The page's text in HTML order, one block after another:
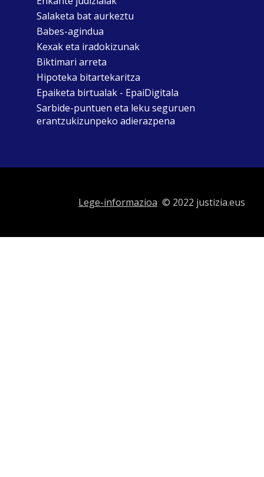
Salaketa bat aurkeztu
Babes-agindua
Kexak eta iradokizunak
Biktimari arreta
Hipoteka bitartekaritza
Epaiketa birtualak - EpaiDigitala
Sarbide-puntuen eta leku seguruen
erantzukizunpeko adierazpena
Lege-informazioa © 2022 justizia.eus